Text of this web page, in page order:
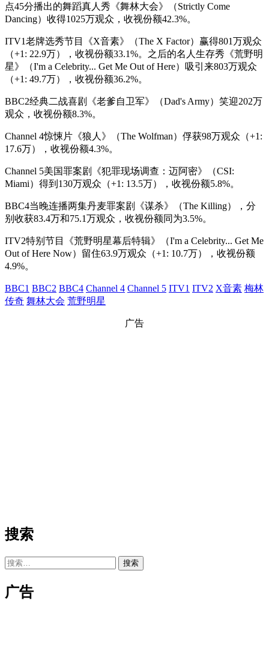
点45分播出的舞蹈真人秀《舞林大会》（Strictly Come
Dancing）收得1025万观众，收视份额42.3%。
ITV1老牌选秀节目《X音素》（The X Factor）赢得801万观众
（+1: 22.9万），收视份额33.1%。之后的名人生存秀《荒野明
星》（I'm a Celebrity... Get Me Out of Here）吸引来803万观众
（+1: 49.7万），收视份额36.2%。
BBC2经典二战喜剧《老爹自卫军》（Dad's Army）笑迎202万
观众，收视份额8.3%。
Channel 4惊悚片《狼人》（The Wolfman）俘获98万观众（+1:
17.6万），收视份额4.3%。
Channel 5美国罪案剧《犯罪现场调查：迈阿密》（CSI:
Miami）得到130万观众（+1: 13.5万），收视份额5.8%。
BBC4当晚连播两集丹麦罪案剧《谋杀》（The Killing），分
别收获83.4万和75.1万观众，收视份额同为3.5%。
ITV2特别节目《荒野明星幕后特辑》（I'm a Celebrity... Get Me
Out of Here Now）留住63.9万观众（+1: 10.7万），收视份额
4.9%。
BBC1 BBC2 BBC4 Channel 4 Channel 5 ITV1 ITV2 X音素 梅林
传奇 舞林大会 荒野明星
广告
搜索
搜
广告